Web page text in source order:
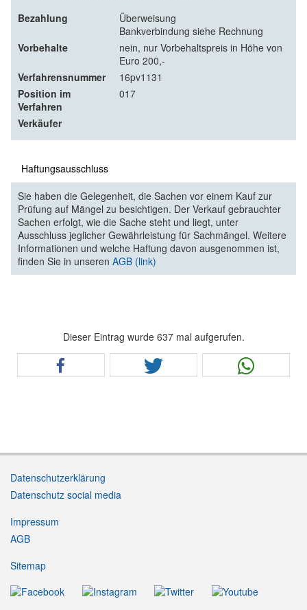
Bezahlung
Überweisung
Bankverbindung siehe Rechnung
Vorbehalte
nein, nur Vorbehaltspreis in Höhe von
Euro 200,-
Verfahrensnummer
16pv1131
Position im
Verfahren
017
Verkäufer
Haftungsausschluss
Sie haben die Gelegenheit, die Sachen vor einem Kauf zur
Prüfung auf Mängel zu besichtigen. Der Verkauf gebrauchter
Sachen erfolgt, wie die Sache steht und liegt, unter
Ausschluss jeglicher Gewährleistung für Sachmängel. Weitere
Informationen und welche Haftung davon ausgenommen ist,
finden Sie in unseren AGB (link)
Dieser Eintrag wurde 637 mal aufgerufen.
Datenschutzerklärung
Datenschutz social media
Impressum
AGB
Sitemap